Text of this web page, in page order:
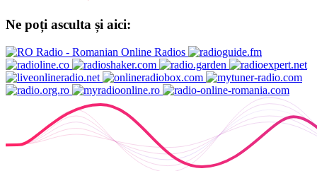
Ne poți asculta și aici: